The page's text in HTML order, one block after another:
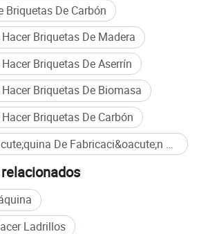
Briquetas De Carbón
Briquetas De Madera
Briquetas De Aserrín
Briquetas De Biomasa
Briquetas De Carbón
Compra M&aacute;quina De Fabricaci&oacute;n De Briquetas De Carb&oacute;n al por mayor
Ladrillos